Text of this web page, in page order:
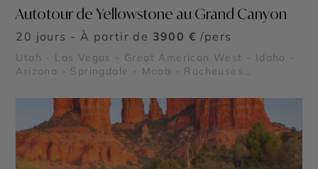
Autotour de Yellowstone au Grand Canyon
20 jours - À partir de 3900 € /pers
Utah - Las Vegas - Great American West - Idaho -
Arizona - Springdale - Moab - Rocheuses
Canyon - Parc National de Yellowstone - Monument
Valley - Parc national de Grand Teton - Parc
National de Arches